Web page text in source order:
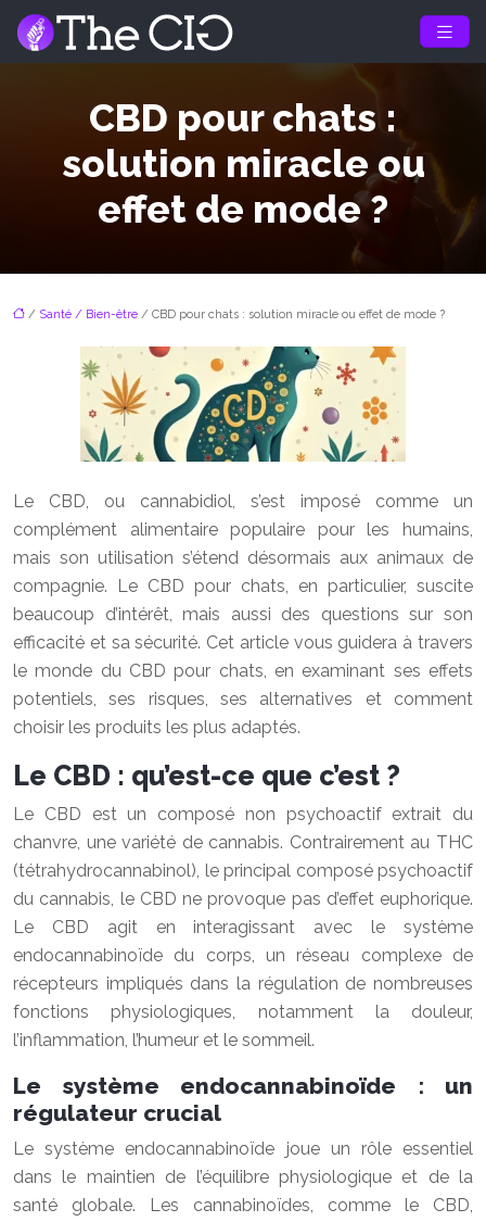
CBD pour chats :
solution miracle ou
effet de mode ?
/ Santé / Bien-être / CBD pour chats : solution miracle ou effet de mode ?
Le CBD, ou cannabidiol, s’est imposé comme un
complément alimentaire populaire pour les humains,
mais son utilisation s’étend désormais aux animaux de
compagnie. Le CBD pour chats, en particulier, suscite
beaucoup d’intérêt, mais aussi des questions sur son
efficacité et sa sécurité. Cet article vous guidera à travers
le monde du CBD pour chats, en examinant ses effets
potentiels, ses risques, ses alternatives et comment
choisir les produits les plus adaptés.
Le CBD : qu’est-ce que c’est ?
Le CBD est un composé non psychoactif extrait du
chanvre, une variété de cannabis. Contrairement au THC
(tétrahydrocannabinol), le principal composé psychoactif
du cannabis, le CBD ne provoque pas d’effet euphorique.
Le CBD agit en interagissant avec le système
endocannabinoïde du corps, un réseau complexe de
récepteurs impliqués dans la régulation de nombreuses
fonctions physiologiques, notamment la douleur,
l’inflammation, l’humeur et le sommeil.
Le système endocannabinoïde : un
régulateur crucial
Le système endocannabinoïde joue un rôle essentiel
dans le maintien de l’équilibre physiologique et de la
santé globale. Les cannabinoïdes, comme le CBD,